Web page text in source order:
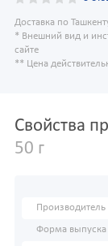
Доставка по
* Внешний вид и
сайте
** Цена
Свойства
50 г
Производитель
Форма выпуска